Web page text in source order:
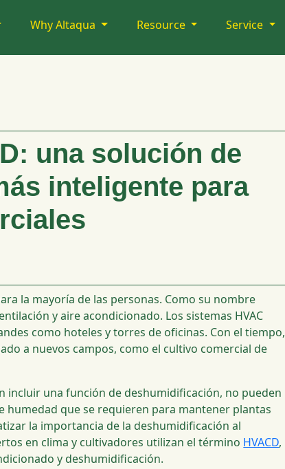
Why Altaqua Resource Service
una solución de
inteligente para
la mayoría de las personas. Como su nombre
y aire acondicionado. Los sistemas HVAC
como hoteles y torres de oficinas. Con el tiempo,
a nuevos campos, como el cultivo comercial de
incluir una función de deshumidificación, no pueden
humedad que se requieren para mantener plantas
la importancia de la deshumidificación al
en clima y cultivadores utilizan el término HVACD,
y deshumidificación.